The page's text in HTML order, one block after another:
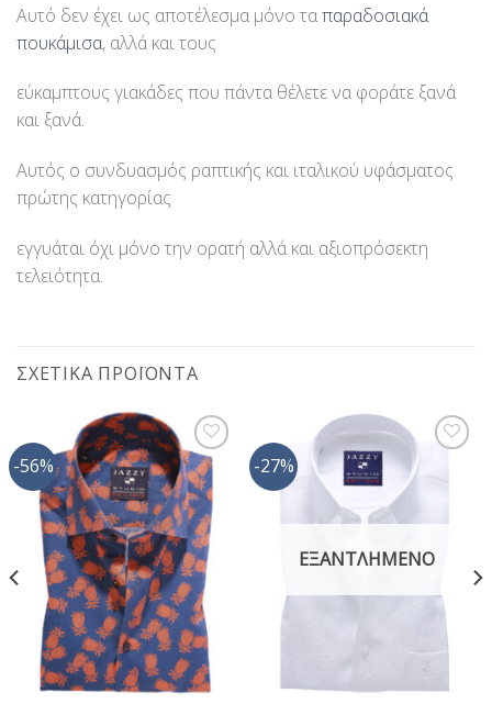
Αυτό δεν έχει ως αποτέλεσμα μόνο ταπαραδοσιακά
πουκάμισα, αλλά και τους
εύκαμπτους γιακάδες που πάντα θέλετε να φοράτε ξανά
και ξανά.
Αυτός ο συνδυασμός ραπτικής και ιταλικού υφάσματος
πρώτης κατηγορίας
εγγυάται όχι μόνο την ορατή αλλά και αξιοπρόσεκτη
τελειότητα.
ΣΧΕΤΙΚΆ ΠΡΟΪΌΝΤΑ
-56%
Προσθήκη
στη Λίστα
Επιθυμίας
-27%
Προσθήκη
στη Λίστα
ΕΞΑΝΤΛΗΜΈΝΟ